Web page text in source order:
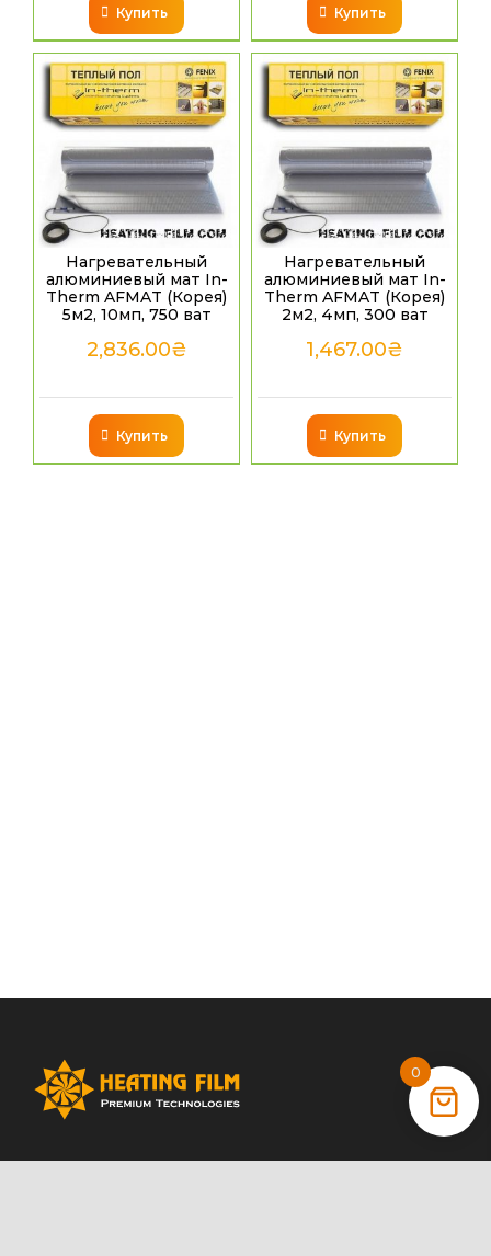
Купить Купить
Нагревательный
алюминиевый мат In-
Therm AFMAT (Корея)
5м2, 10мп, 750 ват
2,836.00₴
Купить
Нагревательный
алюминиевый мат In-
Therm AFMAT (Корея)
2м2, 4мп, 300 ват
1,467.00₴
Купить
0